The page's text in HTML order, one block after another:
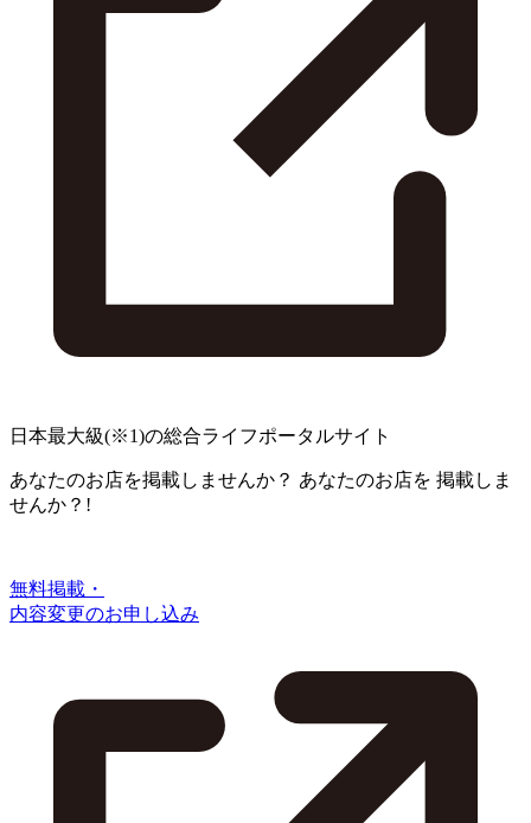
日本最大級(※1)の総合ライフポータルサイト
あなたのお店を掲載しませんか？ あなたのお店を 掲載しま
せんか？!
無料掲載・
内容変更のお申し込み